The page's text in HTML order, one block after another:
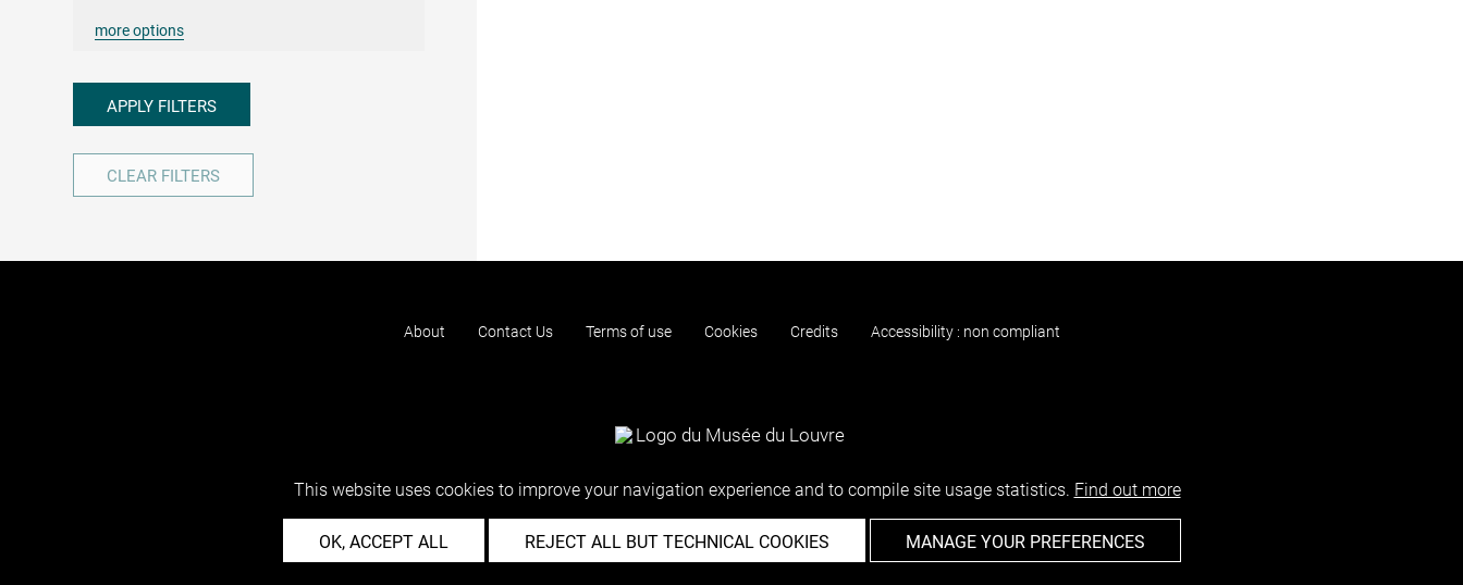
more options
APPLY FILTERS
CLEAR FILTERS
About Contact Us Terms of use Cookies Credits Accessibility : non compliant
This website uses cookies to improve your navigation experience and to compile site usage statistics. Find out more
OK, ACCEPT ALL REJECT ALL BUT TECHNICAL COOKIES MANAGE YOUR PREFERENCES